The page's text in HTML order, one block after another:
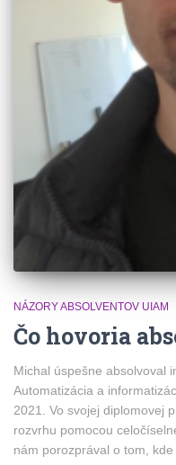
NÁZORY ABSOLVENTOV UIAM
Čo hovoria
Michal úspešne absolvoval
Automatizácia a
2021. Vo svojej diplomovej
rozvrhu pomocou
nám porozprával o tom,